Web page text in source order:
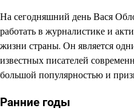
На сегодняшний день Вася
работать в журналистике и
жизни страны. Он является
известных писателей
большой популярностью и
Ранние годы